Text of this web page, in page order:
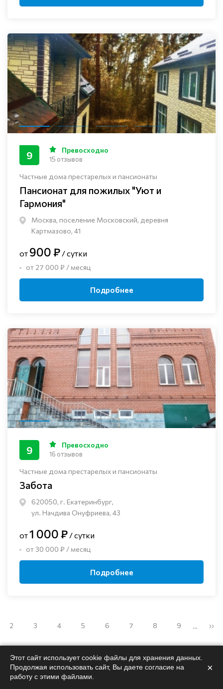
Частные дома престарелых и пансионаты
Пансионат для пожилых "Уют и
Гармония"
Москва, поселение Московский, деревня
Картмазово, 41
9 Превосходно
15 отзывов
от 900 ₽ / сутки
от 27 000 ₽ / месяц
Подробнее
Частные дома престарелых и пансионаты
Забота
620050, г. Екатеринбург,
ул. Начдива Онуфриева, 43
9 Превосходно
16 отзывов
от1 000 ₽ / сутки
от 30 000 ₽ / месяц
Подробнее
2 3 4 5 6 7 8 9 … ››
Этот сайт использует cookie файлы для хранения данных.
Продолжая использовать сайт, Вы даете согласие на
работу с этими файлами.
×